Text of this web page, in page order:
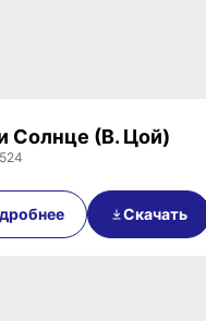
Солнце (В. Цой)
524
Скачать